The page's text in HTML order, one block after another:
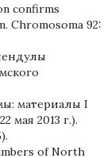
confirms
Chromosoma 92:
материалы I
мая 2013 г.).
of North